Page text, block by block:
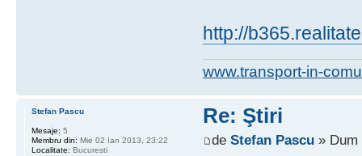
http://
www.transport-in-
Re: Ştiri
de Stefan Pascu» Dum
Stefan Pascu
Mesaje: 5
Membru din: Mie 02 Ian 2013, 23:22
Localitate: Bucuresti